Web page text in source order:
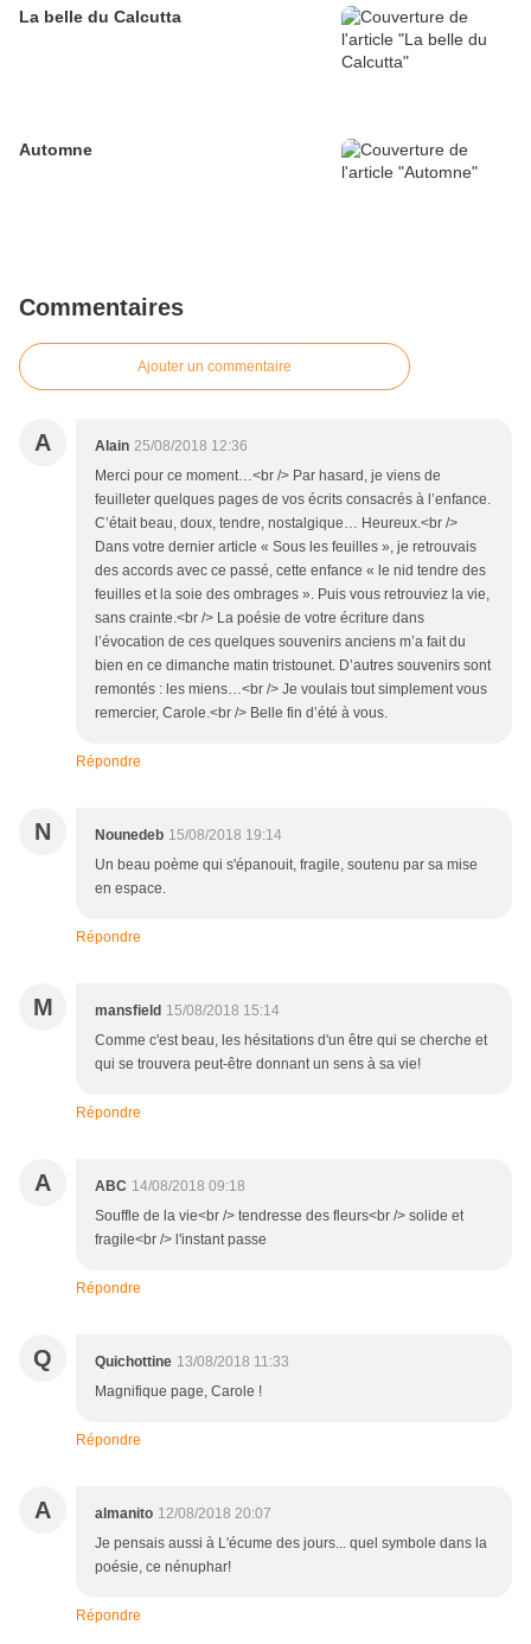
La belle du Calcutta
Automne
Commentaires
Ajouter un commentaire
A Alain 25/08/2018 12:36
Merci pour ce moment…<br /> Par hasard, je viens de
feuilleter quelques pages de vos écrits consacrés à l’enfance.
C’était beau, doux, tendre, nostalgique… Heureux.<br />
Dans votre dernier article « Sous les feuilles », je retrouvais
des accords avec ce passé, cette enfance « le nid tendre des
feuilles et la soie des ombrages ». Puis vous retrouviez la vie,
sans crainte.<br /> La poésie de votre écriture dans
l’évocation de ces quelques souvenirs anciens m’a fait du
bien en ce dimanche matin tristounet. D’autres souvenirs sont
remontés : les miens…<br /> Je voulais tout simplement vous
remercier, Carole.<br /> Belle fin d’été à vous.
Répondre
N Nounedeb 15/08/2018 19:14
Un beau poème qui s'épanouit, fragile, soutenu par sa mise
en espace.
Répondre
M mansfield 15/08/2018 15:14
Comme c'est beau, les hésitations d'un être qui se cherche et
qui se trouvera peut-être donnant un sens à sa vie!
Répondre
A ABC 14/08/2018 09:18
Souffle de la vie<br /> tendresse des fleurs<br /> solide et
fragile<br /> l'instant passe
Répondre
Q Quichottine 13/08/2018 11:33
Magnifique page, Carole !
Répondre
A almanito 12/08/2018 20:07
Je pensais aussi à L'écume des jours... quel symbole dans la
poésie, ce nénuphar!
Répondre